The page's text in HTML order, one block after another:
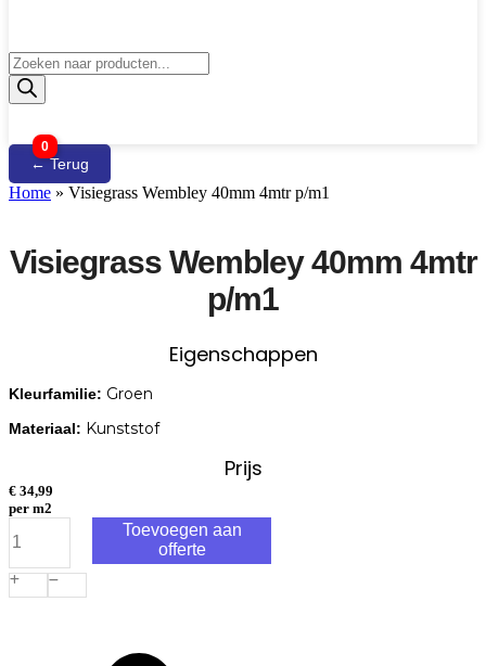
Producten
zoeken
0
← Terug
Home » Visiegrass Wembley 40mm 4mtr p/m1
Visiegrass Wembley 40mm 4mtr
p/m1
Eigenschappen
Kleurfamilie: Groen
Materiaal: Kunststof
Prijs
€ 34,99
per m2
Wembley
40mm
4mtr
p/m1
Toevoegen aan
offerte